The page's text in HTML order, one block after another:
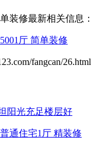
装修最新相关信息：
厅 简单装修
fangcan/26.html
阳光充足楼层好
通住宅1厅 精装修